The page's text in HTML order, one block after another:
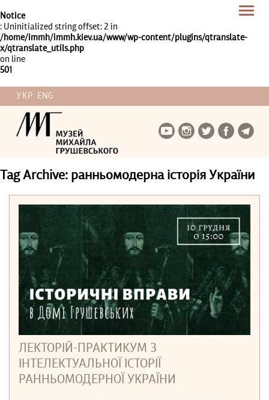
Notice
: Uninitialized string offset: 2 in
/home/immh/immh.kiev.ua/www/wp-content/plugins/qtranslate-
x/qtranslate_utils.php
on line
501
УКР ENG
Tag Archive: ранньомодерна історія України
ЛЕКТОРІЙ-ПРАКТИКУМ З
ІНТЕЛЕКТУАЛЬНОЇ ІСТОРІЇ
РАННЬОМОДЕРНОЇ УКРАЇНИ